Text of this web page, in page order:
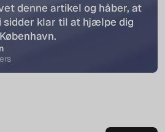
denne artikel og håber, at
klar til at hjælpe dig